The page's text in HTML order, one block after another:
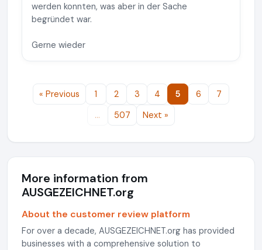
werden konnten, was aber in der Sache
begründet war.
Gerne wieder
« Previous 1 2 3 4 5 6
7
…
507 Next »
More information from
AUSGEZEICHNET.org
About the customer review platform
For over a decade, AUSGEZEICHNET.org has provided
businesses with a comprehensive solution to